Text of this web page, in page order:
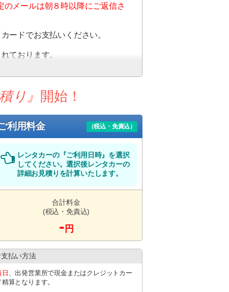
メールは朝８時以降にご返信さ
ードでお支払いください。
ております。
のご負担を軽減することができ
途スタッフよりメールにて最終確
せていただきます。
い場合にはキャンセルとさせてい
受け取りを済ませた後、当店フリ
ます。当店スタッフが待ち合わせ
出オプションにつきましては、お
故障等が発生し車両をお貸し出し
以上の車両とご変更させていただ
す。
り』 開始！
利用料金 （税込・免責込）
レンタカーの『ご利用日時』を選択
してください。選択後レンタカーの
詳細お見積りを計算いたします。
合計料金
(税込・免責込)
- 円
支払い方法
日 、出発営業所で現金またはクレジットカー
精算となります。